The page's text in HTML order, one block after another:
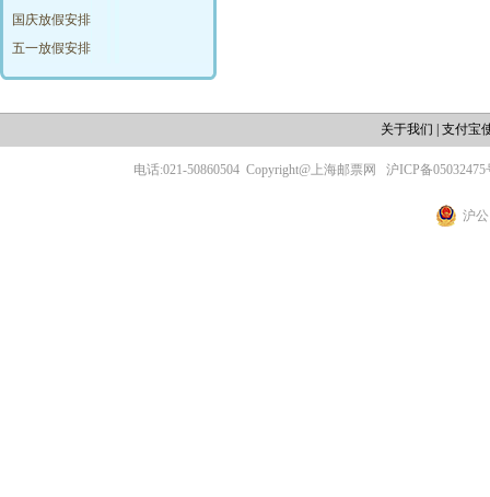
国庆放假安排
五一放假安排
关于我们 支付宝
电话:021-50860504 Copyright@上海邮票网 沪ICP备05032475
沪公